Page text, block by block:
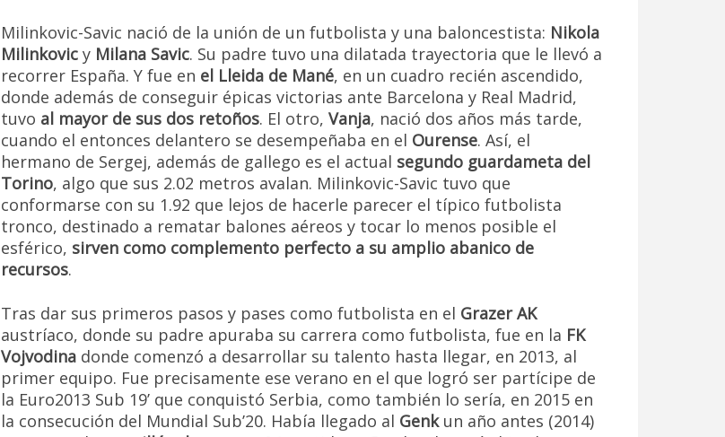
Milinkovic-Savic nació de la unión de un futbolista y una baloncestista: Nikola
Milinkovic y Milana Savic. Su padre tuvo una dilatada trayectoria que le llevó a
recorrer España. Y fue en el Lleida de Mané, en un cuadro recién ascendido,
donde además de conseguir épicas victorias ante Barcelona y Real Madrid,
tuvo al mayor de sus dos retoños. El otro, Vanja, nació dos años más tarde,
cuando el entonces delantero se desempeñaba en el Ourense. Así, el
hermano de Sergej, además de gallego es el actual segundo guardameta del
Torino, algo que sus 2.02 metros avalan. Milinkovic-Savic tuvo que
conformarse con su 1.92 que lejos de hacerle parecer el típico futbolista
tronco, destinado a rematar balones aéreos y tocar lo menos posible el
esférico, sirven como complemento perfecto a su amplio abanico de
recursos.
Tras dar sus primeros pasos y pases como futbolista en el Grazer AK
austríaco, donde su padre apuraba su carrera como futbolista, fue en la FK
Vojvodina donde comenzó a desarrollar su talento hasta llegar, en 2013, al
primer equipo. Fue precisamente ese verano en el que logró ser partícipe de
la Euro2013 Sub 19’ que conquistó Serbia, como también lo sería, en 2015 en
la consecución del Mundial Sub’20. Había llegado al Genkun año antes (2014)